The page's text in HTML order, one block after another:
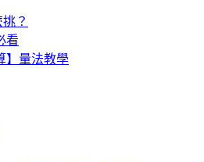
？
看
】量法教學